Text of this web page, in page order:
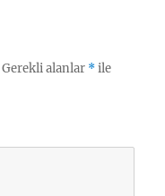
Gerekli alanlar *ile